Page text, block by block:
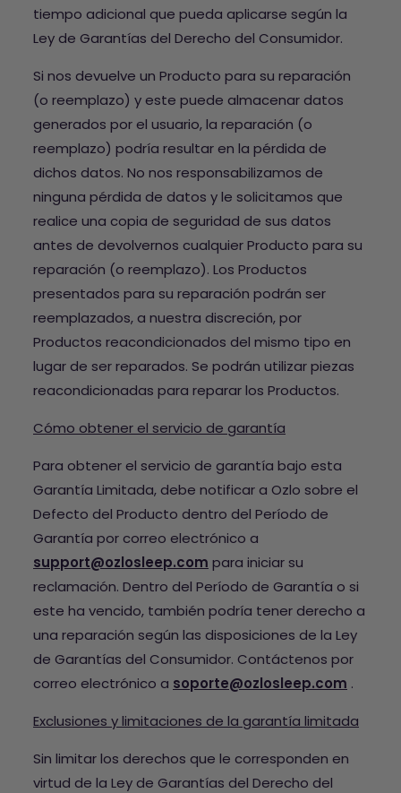
tiempo adicional que pueda aplicarse según la
Ley de Garantías del Derecho del Consumidor.
Si nos devuelve un Producto para su reparación
(o reemplazo) y este puede almacenar datos
generados por el usuario, la reparación (o
reemplazo) podría resultar en la pérdida de
dichos datos. No nos responsabilizamos de
ninguna pérdida de datos y le solicitamos que
realice una copia de seguridad de sus datos
antes de devolvernos cualquier Producto para su
reparación (o reemplazo). Los Productos
presentados para su reparación podrán ser
reemplazados, a nuestra discreción, por
Productos reacondicionados del mismo tipo en
lugar de ser reparados. Se podrán utilizar piezas
reacondicionadas para reparar los Productos.
Cómo obtener el servicio de garantía
Para obtener el servicio de garantía bajo esta
Garantía Limitada, debe notificar a Ozlo sobre el
Defecto del Producto dentro del Período de
Garantía por correo electrónico a
support@ozlosleep.com para iniciar su
reclamación. Dentro del Período de Garantía o si
este ha vencido, también podría tener derecho a
una reparación según las disposiciones de la Ley
de Garantías del Consumidor. Contáctenos por
correo electrónico a soporte@ozlosleep.com .
Exclusiones y limitaciones de la garantía limitada
Sin limitar los derechos que le corresponden en
virtud de la Ley de Garantías del Derecho del